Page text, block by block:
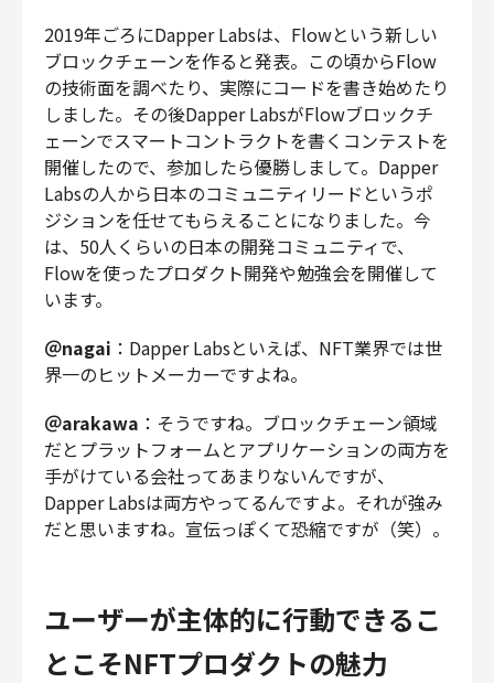
2019年ごろにDapper Labsは、Flowという新しい
ブロックチェーンを作ると発表。この頃からFlow
の技術面を調べたり、実際にコードを書き始めたり
しました。その後Dapper LabsがFlowブロックチ
ェーンでスマートコントラクトを書くコンテストを
開催したので、参加したら優勝しまして。Dapper
Labsの人から日本のコミュニティリードというポ
ジションを任せてもらえることになりました。今
は、50人くらいの日本の開発コミュニティで、
Flowを使ったプロダクト開発や勉強会を開催して
います。
＠nagai ：Dapper Labsといえば、NFT業界では世
界一のヒットメーカーですよね。
＠arakawa ：そうですね。ブロックチェーン領域
だとプラットフォームとアプリケーションの両方を
手がけている会社ってあまりないんですが、
Dapper Labsは両方やってるんですよ。それが強み
だと思いますね。宣伝っぽくて恐縮ですが（笑）。
ユーザーが主体的に行動できるこ
とこそNFTプロダクトの魅力